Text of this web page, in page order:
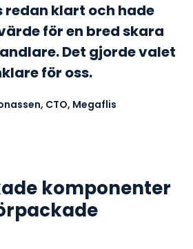
redan klart och hade
för en bred skara
Det gjorde valet
för oss.
CTO, Megaflis
komponenter